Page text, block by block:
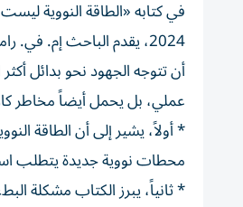
2024، يقدم الباحث إم.
أن تتوجه الجهود نحو بدائل
عملي، بل يحمل أيضاً مخاطر
* أولاً، يشير إلى أن الطاقة
محطات نووية جديدة يتطلب
* ثانياً، يبرز الكتاب مشكلة